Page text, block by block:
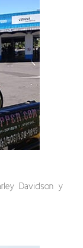
Davidson y